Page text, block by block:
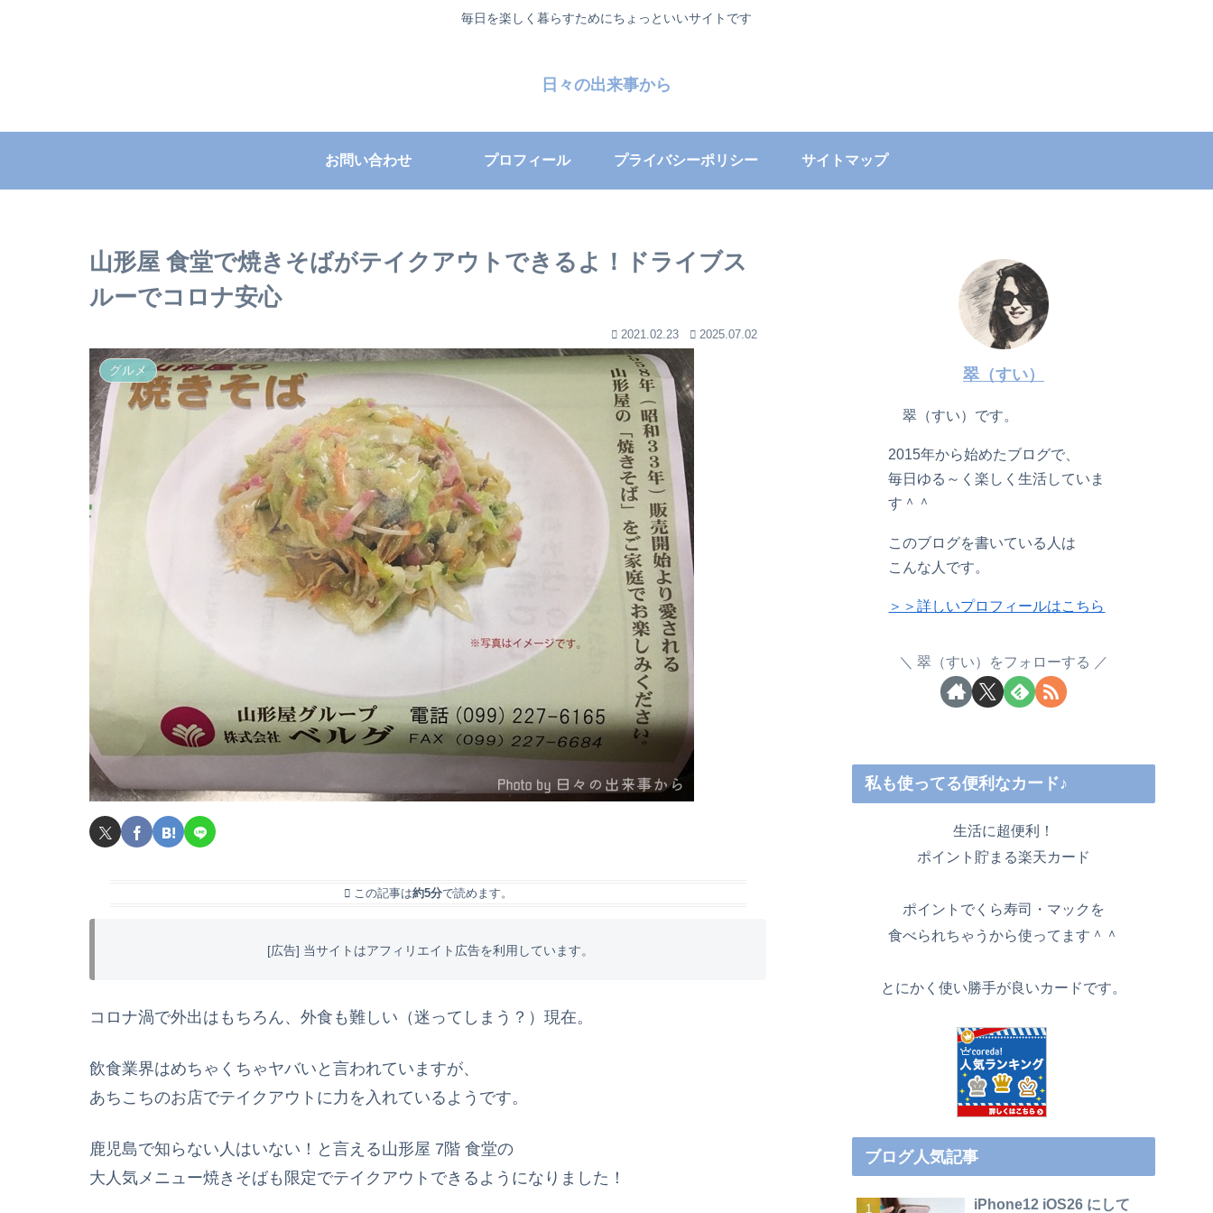
毎日を楽しく暮らすためにちょっといいサイトです
日々の出来事から
お問い合わせ プロフィール プライバシーポリシー サイトマップ
山形屋 食堂で焼きそばがテイクアウトできるよ！ドライブス
ルーでコロナ安心
2021.02.23 2025.07.02
グルメ
この記事は約5分で読めます。
[広告] 当サイトはアフィリエイト広告を利用しています。
コロナ渦で外出はもちろん、外食も難しい（迷ってしまう？）現在。
飲食業界はめちゃくちゃヤバいと言われていますが、
あちこちのお店でテイクアウトに力を入れているようです。
鹿児島で知らない人はいない！と言える山形屋 7階 食堂の
大人気メニュー焼きそばも限定でテイクアウトできるようになりました！
翠（すい）
翠（すい）です。
2015年から始めたブログで、
毎日ゆる～く楽しく生活していま
す＾＾
このブログを書いている人は
こんな人です。
＞＞詳しいプロフィールはこちら
翠（すい）をフォローする
私も使ってる便利なカード♪
生活に超便利！
ポイント貯まる楽天カード
ポイントでくら寿司・マックを
食べられちゃうから使ってます＾＾
とにかく使い勝手が良いカードです。
ブログ人気記事
iPhone12 iOS26 にして